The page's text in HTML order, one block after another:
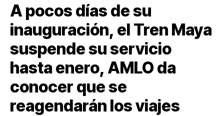
A pocos días de su
inauguración, el Tren Maya
suspende su servicio
hasta enero, AMLO da
conocer que se
reagendarán los viajes